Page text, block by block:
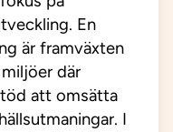
En
är framväxten
där
att omsätta
I